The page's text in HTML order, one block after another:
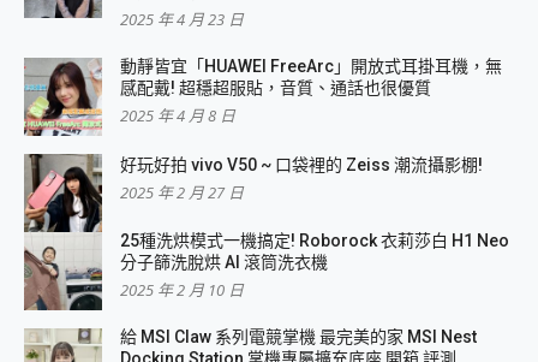
2025 年 4 月 23 日
動靜皆宜「HUAWEI FreeArc」開放式耳掛耳機，無
感配戴! 超穩超服貼，音質、通話也很優質
2025 年 4 月 8 日
好玩好拍 vivo V50 ~ 口袋裡的 Zeiss 潮流攝影棚!
2025 年 2 月 27 日
25種洗烘模式一機搞定! Roborock 衣莉莎白 H1 Neo
分子篩洗脫烘 AI 滾筒洗衣機
2025 年 2 月 10 日
給 MSI Claw 系列電競掌機 最完美的家 MSI Nest
Docking Station 掌機專屬擴充底座 開箱 評測